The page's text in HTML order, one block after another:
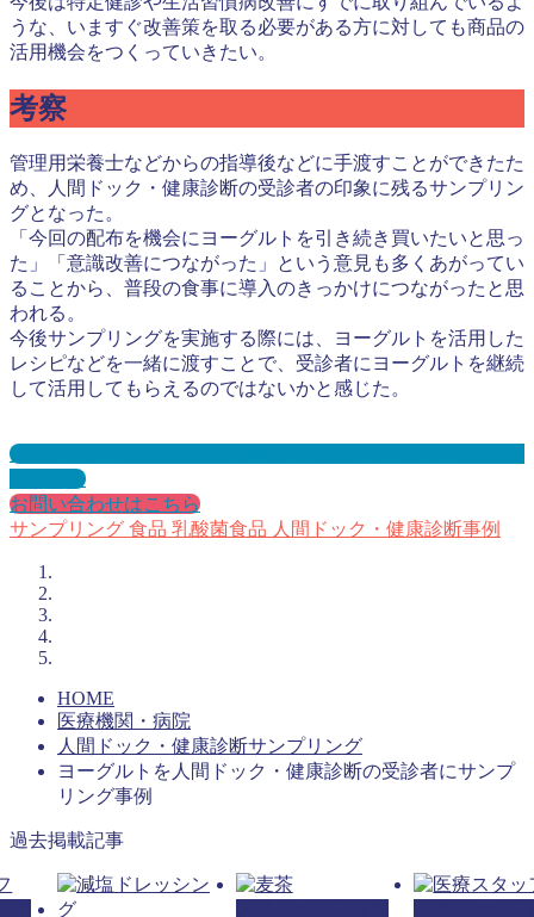
うな、いますぐ改善策を取る必要がある方に対しても商品の
活用機会をつくっていきたい。
考察
管理用栄養士などからの指導後などに手渡すことができたた
め、人間ドック・健康診断の受診者の印象に残るサンプリン
グとなった。
「今回の配布を機会にヨーグルトを引き続き買いたいと思っ
た」「意識改善につながった」という意見も多くあがってい
ることから、普段の食事に導入のきっかけにつながったと思
われる。
今後サンプリングを実施する際には、ヨーグルトを活用した
レシピなどを一緒に渡すことで、受診者にヨーグルトを継続
して活用してもらえるのではないかと感じた。
人間ドック・健康診断サンプリングとは？メリット３選と事
例を紹介
お問い合わせはこちら
サンプリング 食品 乳酸菌食品 人間ドック・健康診断事例
HOME
医療機関・病院
人間ドック・健康診断サンプリング
ヨーグルトを人間ドック・健康診断の受診者にサンプ
リング事例
過去掲載記事